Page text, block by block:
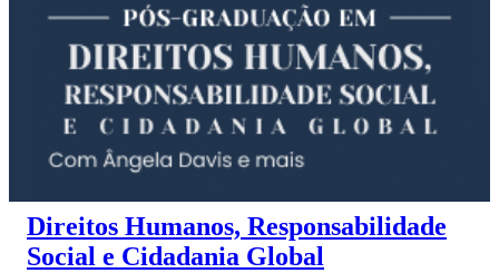
Direitos Humanos, Responsabilidade
Social e Cidadania Global